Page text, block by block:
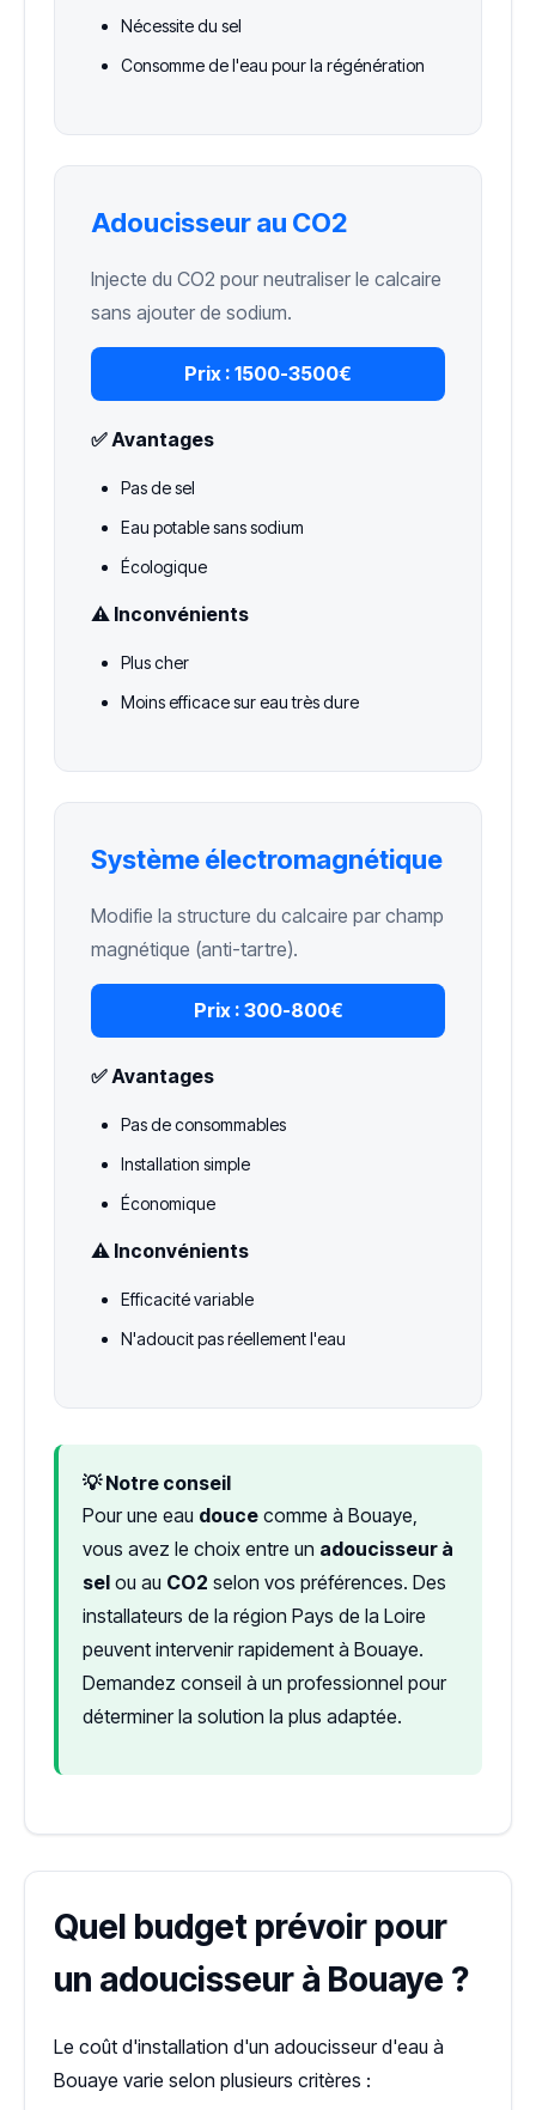
Nécessite du sel
Consomme de l'eau pour la régénération
Adoucisseur au CO2
Injecte du CO2 pour neutraliser le calcaire
sans ajouter de sodium.
Prix : 1500-3500€
✅ Avantages
Pas de sel
Eau potable sans sodium
Écologique
⚠️ Inconvénients
Plus cher
Moins efficace sur eau très dure
Système électromagnétique
Modifie la structure du calcaire par champ
magnétique (anti-tartre).
Prix : 300-800€
✅ Avantages
Pas de consommables
Installation simple
Économique
⚠️ Inconvénients
Efficacité variable
N'adoucit pas réellement l'eau
💡 Notre conseil
Pour une eau douce comme à Bouaye,
vous avez le choix entre un adoucisseur à
sel ou au CO2 selon vos préférences. Des
installateurs de la région Pays de la Loire
peuvent intervenir rapidement à Bouaye.
Demandez conseil à un professionnel pour
déterminer la solution la plus adaptée.
Quel budget prévoir pour
un adoucisseur à Bouaye ?
Le coût d'installation d'un adoucisseur d'eau à
Bouaye varie selon plusieurs critères :